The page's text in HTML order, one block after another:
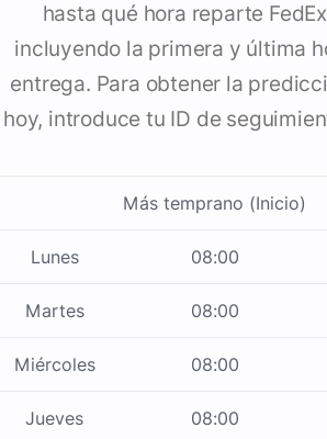
hasta qué hora reparte
incluyendo la primera y última
entrega. Para obtener la
hoy, introduce tu ID de
Más temprano (Inicio)
Lunes 08:00
Martes 08:00
Miércoles 08:00
Jueves 08:00